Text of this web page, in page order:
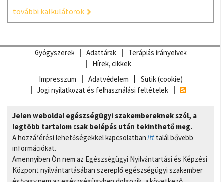
további kalkulátorok
Gyógyszerek Adattárak
Terápiás irányelvek
Hírek, cikkek
Impresszum
Adatvédelem
Sütik (cookie)
Jogi nyilatkozat és felhasználási feltételek
Jelen weboldal egészségügyi szakembereknek szól, a
legtöbb tartalom csak belépés után tekinthető meg.
A hozzáférési lehetőségekkel kapcsolatban itt talál bővebb
információkat.
Amennyiben Ön nem az Egészségügyi Nyilvántartási és Képzési
Központ nyilvántartásában szereplő egészségügyi szakember